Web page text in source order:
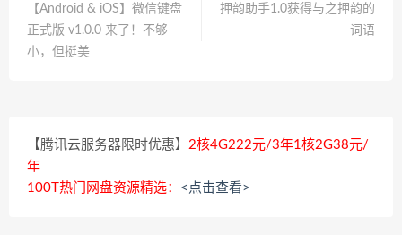
【Android & iOS】微信键盘
正式版 v1.0.0 来了！不够
小，但挺美
押韵助手1.0获得与之押韵的
词语
【腾讯云服务器限时优惠】 2核4G222元/3年1核2G38元/
年
100T热门网盘资源精选： <点击查看>